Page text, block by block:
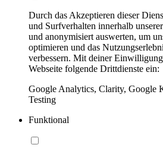
Durch das Akzeptieren dieser
und Surfverhalten innerhalb
und anonymisiert auswerten, um
optimieren und das
verbessern. Mit deiner
Webseite folgende Drittdienste ein:
Google Analytics, Clarity, Google
Testing
Funktional